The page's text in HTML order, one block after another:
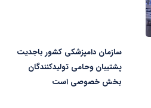
سازمان دامپزشکی کشور باجدیت
پشتیبان وحامی تولیدکنندگان
بخش خصوصی است